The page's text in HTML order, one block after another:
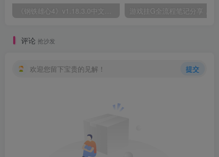
《钢铁雄心4》v1.18.3.0中文版全DLC
评论 抢沙发
欢迎您留下宝贵的见解！ 提交